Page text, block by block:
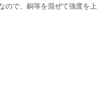
ので、銅等を混ぜて強度を上